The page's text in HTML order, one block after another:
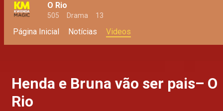
O Rio
505 Drama 13
Página Inicial Notícias Videos
Henda e Bruna vão ser pais– O
Rio